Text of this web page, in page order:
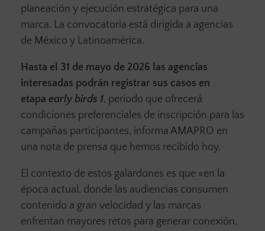
planeación y ejecución estratégica para una
marca. La convocatoria está dirigida a agencias
de México y Latinoamérica.
Hasta el 31 de mayo de 2026 las agencias
interesadas podrán registrar sus casos en
etapa early birds 1, periodo que ofrecerá
condiciones preferenciales de inscripción para las
campañas participantes, informa AMAPRO en
una nota de prensa que hemos recibido hoy.
El contexto de estos galardones es que «en la
época actual, donde las audiencias consumen
contenido a gran velocidad y las marcas
enfrentan mayores retos para generar conexión,